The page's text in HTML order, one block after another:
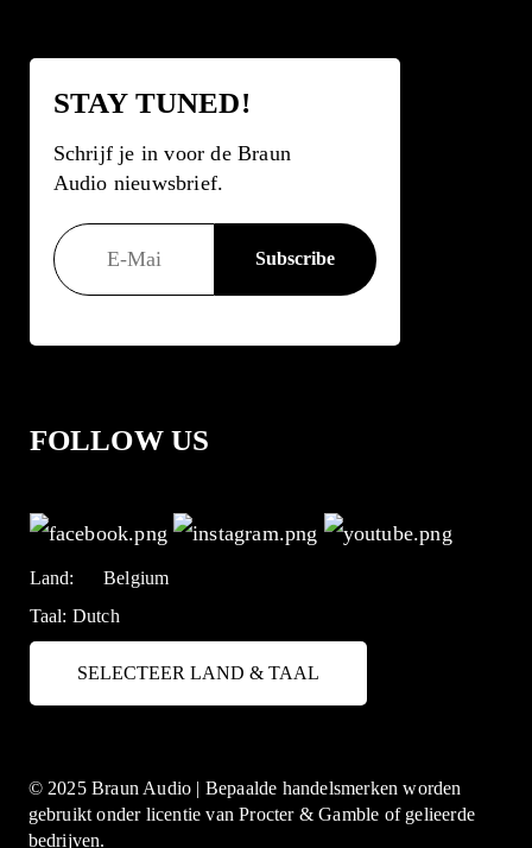
STAY TUNED!
Schrijf je in voor de Braun
Audio nieuwsbrief.
FOLLOW US
Land:
Belgium
Taal: Dutch
SELECTEER LAND & TAAL
© 2025 Braun Audio | Bepaalde handelsmerken worden
gebruikt onder licentie van Procter & Gamble of gelieerde
bedrijven.